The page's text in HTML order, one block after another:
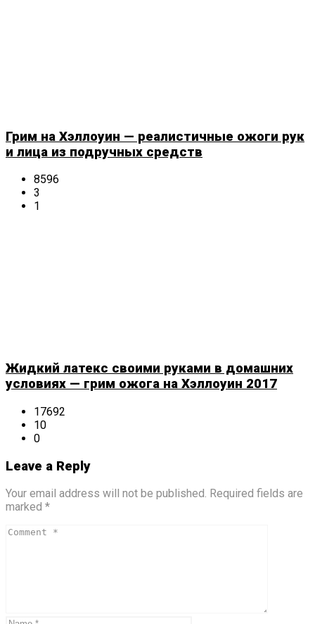
Грим на Хэллоуин — реалистичные ожоги рук
и лица из подручных средств
8596
3
1
Жидкий латекс своими руками в домашних
условиях — грим ожога на Хэллоуин 2017
17692
10
0
Leave a Reply
Your email address will not be published. Required fields are
marked *